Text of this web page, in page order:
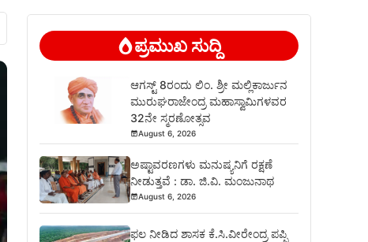
ಪ್ರಮುಖ ಸುದ್ದಿ
ಆಗಸ್ಟ್ 8ರಂದು ಲಿಂ. ಶ್ರೀ ಮಲ್ಲಿಕಾರ್ಜುನ
ಮುರುಘರಾಜೇಂದ್ರ ಮಹಾಸ್ವಾಮಿಗಳವರ
32ನೇ ಸ್ಮರಣೋತ್ಸವ
August 6, 2026
ಅಷ್ಟಾವರಣಗಳು ಮನುಷ್ಯನಿಗೆ ರಕ್ಷಣೆ
ನೀಡುತ್ತವೆ : ಡಾ. ಜಿ.ವಿ. ಮಂಜುನಾಥ
August 6, 2026
ಫಲ ನೀಡಿದ ಶಾಸಕ ಕೆ.ಸಿ.ವೀರೇಂದ್ರ ಪಪ್ಪಿ